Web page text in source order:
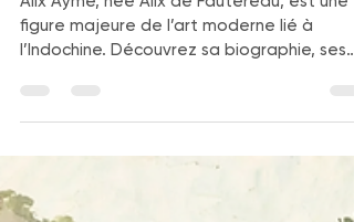
30 juin
10 min de lecture
Estimation Alix Aymé :
peintures, dessins et laques
Alix Aymé, née Alix de Fautereau, est une
figure majeure de l’art moderne lié à
l’Indochine. Découvrez sa biographie, ses